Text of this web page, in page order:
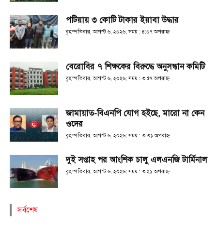
পটিয়ায় ৩ কোটি টাকার ইয়াবা উদ্ধার
বৃহস্পতিবার, আগস্ট ৬, ২০২৬; সময় : ৪:০৭ অপরাহ্ণ
বেরোবির ৭ শিক্ষকের বিরুদ্ধে অনুসন্ধান কমিটি
বৃহস্পতিবার, আগস্ট ৬, ২০২৬; সময় : ৩:৫৭ অপরাহ্ণ
জামায়াত-বিএনপি যোগ হইছে, মারো না কেন
ওদের
বৃহস্পতিবার, আগস্ট ৬, ২০২৬; সময় : ৩:৩১ অপরাহ্ণ
দুই সপ্তাহ পর আংশিক চালু এলএনজি টার্মিনাল
বৃহস্পতিবার, আগস্ট ৬, ২০২৬; সময় : ৩:২১ অপরাহ্ণ
সর্বশেষ